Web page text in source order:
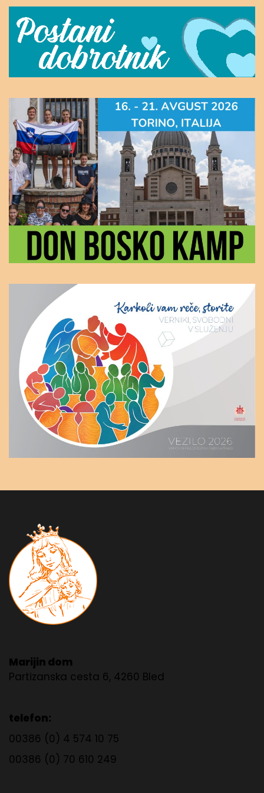
Marijin dom
Partizanska cesta 6, 4260 Bled
telefon:
00386 (0) 4 574 10 75
00386 (0) 70 610 249